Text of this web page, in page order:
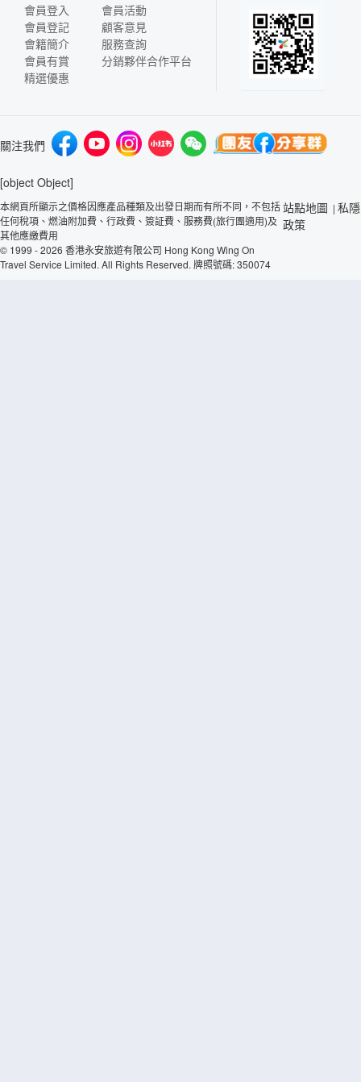
會員登入
會員登記
會籍簡介
會員有賞
精選優惠
會員活動
顧客意見
服務查詢
分銷夥伴合作平台
關注我們
[object Object]
本網頁所顯示之價格因應產品種類及出發日期而有所不同，不包括
任何稅項、燃油附加費、行政費、簽証費、服務費(旅行團適用)及
其他應繳費用
© 1999 - 2026 香港永安旅遊有限公司 Hong Kong Wing On
Travel Service Limited. All Rights Reserved. 牌照號碼: 350074
站點地圖 | 私隱
政策